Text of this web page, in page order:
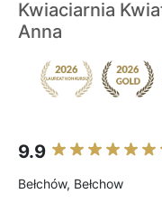
Kwiaciarnia
Anna
9.9
Bełchów, Bełchow